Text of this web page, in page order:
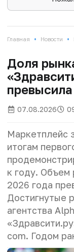
Главная • Новости •
Доля
07.08.2026
Маркетплейс
итогам
к году. Объем
2026 года
Достигнутые
агентства
com. Годом